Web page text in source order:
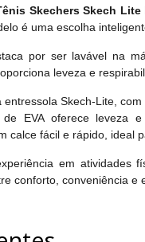
Skechers Skech Lite
é uma escolha
por ser lavável na
leveza e
entressola Skech-Lite,
EVA oferece leveza
calce fácil e rápido, ideal
em atividades
conforto, conveniência e